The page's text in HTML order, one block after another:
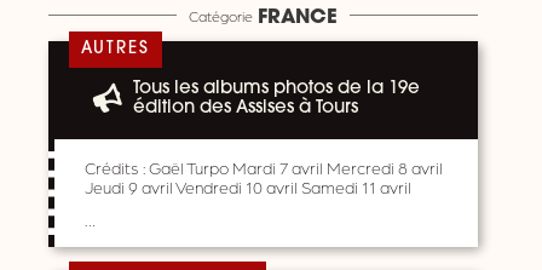
Catégorie FRANCE
AUTRES
Tous les albums photos de la 19e
édition des Assises à Tours
Crédits : Gaël Turpo Mardi 7 avril Mercredi 8 avril
Jeudi 9 avril Vendredi 10 avril Samedi 11 avril